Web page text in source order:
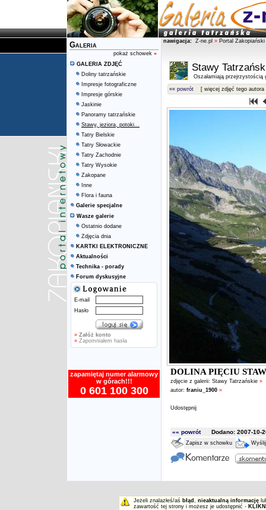
Galeria
pokaż schowek »
GALERIA ZDJĘĆ
Doliny tatrzańskie
Impresje fotograficzne
Impresje górskie
Jaskinie
Panoramy tatrzańskie
Stawy, jeziora, potoki...
Tatry Bielskie
Tatry Słowackie
Tatry Zachodnie
Tatry Wysokie
Zakopane
Inne
Flora i fauna
Galerie specjalne
Wasze galerie
Ostatnio dodane
Zdjęcia dnia
KARTKI ELEKTRONICZNE
Aktualności
Technika - porady
Forum dyskusyjne
E-mail
Hasło
» Załóż konto
» Zapomniałem hasła
zapamiętaj numer alarmowy
w górach!!!
0 601 100 300
nawigacja: Z-ne.pl » Portal Zakopiański
Stawy
Oszałamiają przejrzystością
«« powrót [ więcej zdjęć tego autora
DOLINA PIĘCIU
zdjęcie z galerii: Stawy Tatrzańskie »
autor: franiu_1900 »
Udostępnij
«« powrótDodano: 2007-10-
Zapisz w schowku
Jeżeli znalazłeś/aś błąd , nieaktualną informację
zawartość tej strony i możesz je udostępnić -